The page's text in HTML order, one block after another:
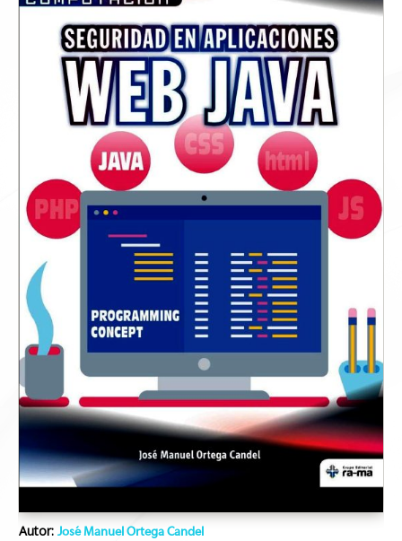
Autor:José Manuel Ortega Candel